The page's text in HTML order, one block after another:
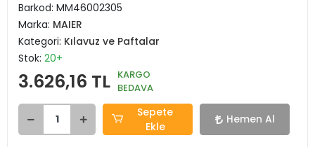
Barkod: MM46002305
Marka: MAIER
Kategori: Kılavuz ve Paftalar
Stok: 20+
3.626,16 TL KARGO
BEDAVA
Sepete
Ekle
Hemen Al